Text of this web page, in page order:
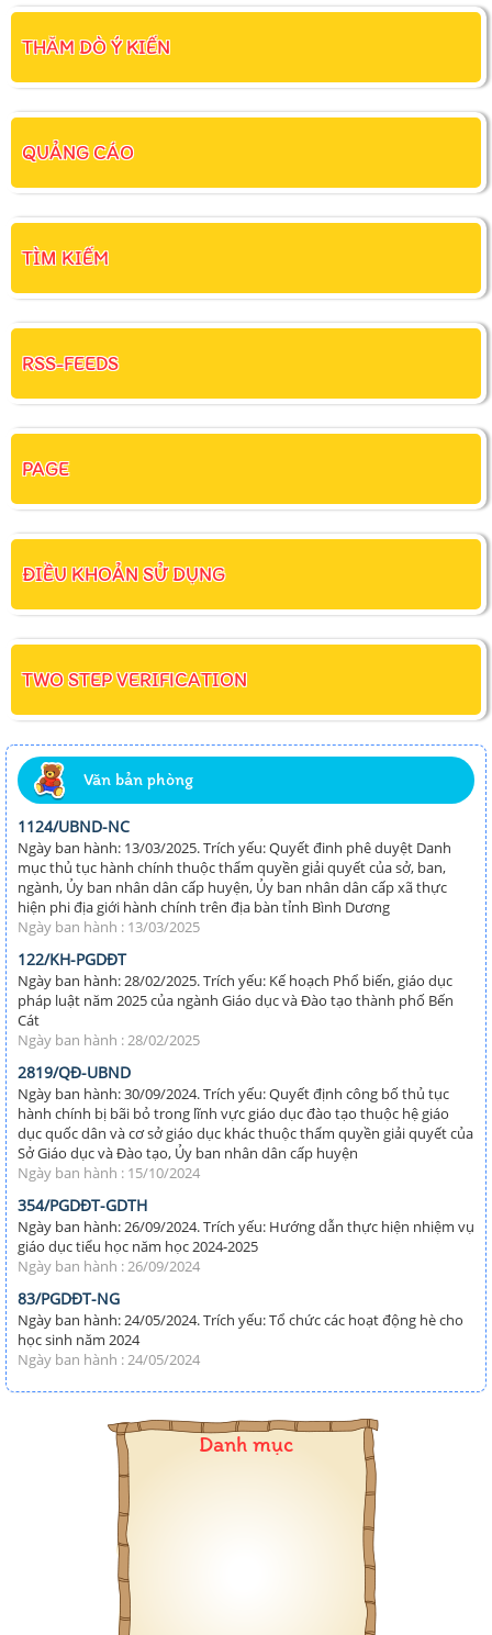
THĂM DÒ Ý KIẾN
QUẢNG CÁO
TÌM KIẾM
RSS-FEEDS
PAGE
ĐIỀU KHOẢN SỬ DỤNG
TWO STEP VERIFICATION
Văn bản phòng
1124/UBND-NC
Ngày ban hành: 13/03/2025. Trích yếu: Quyết đinh phê duyệt Danh
mục thủ tục hành chính thuộc thẩm quyền giải quyết của sở, ban,
ngành, Ủy ban nhân dân cấp huyện, Ủy ban nhân dân cấp xã thực
hiện phi địa giới hành chính trên địa bàn tỉnh Bình Dương
Ngày ban hành : 13/03/2025
122/KH-PGDĐT
Ngày ban hành: 28/02/2025. Trích yếu: Kế hoạch Phổ biến, giáo dục
pháp luật năm 2025 của ngành Giáo dục và Đào tạo thành phố Bến
Cát
Ngày ban hành : 28/02/2025
2819/QĐ-UBND
Ngày ban hành: 30/09/2024. Trích yếu: Quyết định công bố thủ tục
hành chính bị bãi bỏ trong lĩnh vực giáo dục đào tạo thuộc hệ giáo
dục quốc dân và cơ sở giáo dục khác thuộc thẩm quyền giải quyết của
Sở Giáo dục và Đào tạo, Ủy ban nhân dân cấp huyện
Ngày ban hành : 15/10/2024
354/PGDĐT-GDTH
Ngày ban hành: 26/09/2024. Trích yếu: Hướng dẫn thực hiện nhiệm vụ
giáo dục tiểu học năm học 2024-2025
Ngày ban hành : 26/09/2024
83/PGDĐT-NG
Ngày ban hành: 24/05/2024. Trích yếu: Tổ chức các hoạt động hè cho
học sinh năm 2024
Ngày ban hành : 24/05/2024
Danh mục